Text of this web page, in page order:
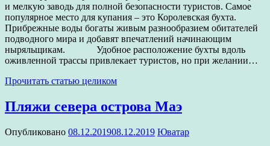
и мелкую заводь для полной безопасности туристов. Самое
популярное место для купания – это Королевская бухта.
Прибрежные воды богаты живым разнообразием обитателей
подводного мира и добавят впечатлений начинающим
ныряльщикам. Удобное расположение бухты вдоль
оживленной трассы привлекает туристов, но при желании…
Прочитать статью целиком
Пляжи севера острова Маэ
Опубликовано 08.12.201908.12.2019 Юватар